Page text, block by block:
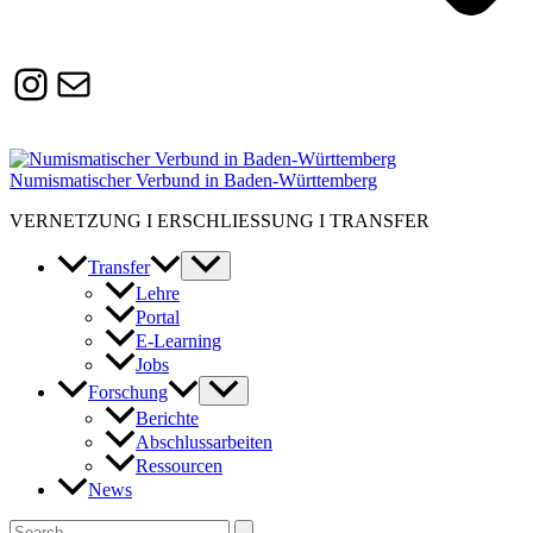
Instagram
Susanne.Boerner@zaw.uni-
heidelberg.de
Numismatischer Verbund in Baden-Württemberg
VERNETZUNG I ERSCHLIESSUNG I TRANSFER
Transfer
Lehre
Portal
E-Learning
Jobs
Forschung
Berichte
Abschlussarbeiten
Ressourcen
News